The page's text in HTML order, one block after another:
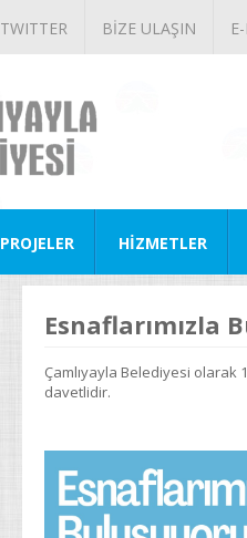
TWITTER BİZE ULAŞIN
PROJELER HİZMETLER
Esnaflarımızla
Çamlıyayla Belediyesi olarak
davetlidir.